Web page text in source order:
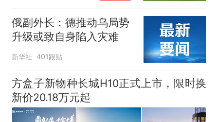
俄副外长：德推动乌局势
升级或致自身陷入灾难
新华社 401跟贴
方盒子新物种长城H10正式上市，限时换
新价20.18万元起